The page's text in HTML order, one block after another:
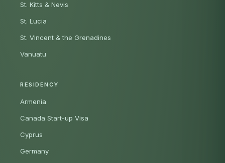
St. Kitts & Nevis
St. Lucia
St. Vincent & the Grenadines
Vanuatu
RESIDENCY
Armenia
Canada Start-up Visa
Cyprus
Germany